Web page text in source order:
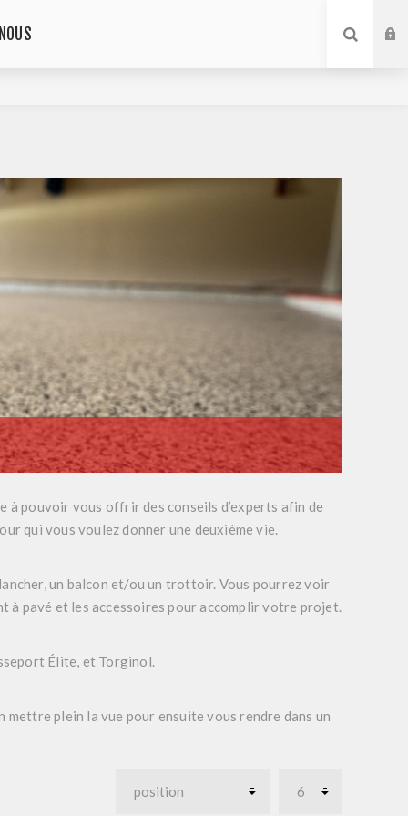
à pouvoir vous offrir des conseils d’experts afin de
qui vous voulez donner une deuxième vie.
un balcon et/ou un trottoir. Vous pourrez voir
à pavé et les accessoires pour accomplir votre projet.
Élite, et Torginol.
plein la vue pour ensuite vous rendre dans un